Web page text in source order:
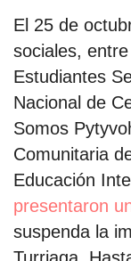
El 25 de
sociales,
Estudiantes
Nacional de
Somos
Comunitaria
Educación
presentaron
suspenda la